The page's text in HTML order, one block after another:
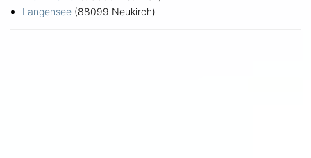
Langensee (88099 Neukirch)